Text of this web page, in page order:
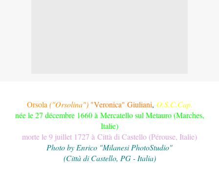
Orsola ("Orsolina") "Veronica" Giuliani, O.S.C.Cap.
née le 27 décembre 1660 à Mercatello sul Metauro (Marches,
Italie)
morte le 9 juillet 1727 à Città di Castello (Pérouse, Italie)
Photo by Enrico "Milanesi PhotoStudio"
(Città di Castello, PG - Italia)